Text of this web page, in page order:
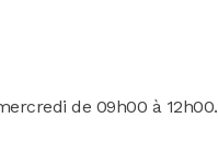
de 09h00 à 12h00.